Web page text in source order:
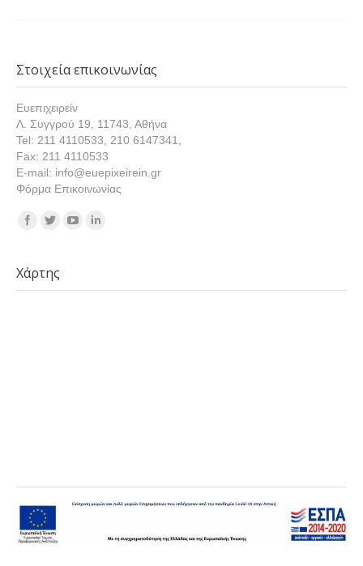
Στοιχεία επικοινωνίας
Ευεπιχειρείν
Λ. Συγγρού 19, 11743, Αθήνα
Tel: 211 4110533, 210 6147341,
Fax: 211 4110533
E-mail: info@euepixeirein.gr
Φόρμα Επικοινωνίας
Find us on:
Χάρτης